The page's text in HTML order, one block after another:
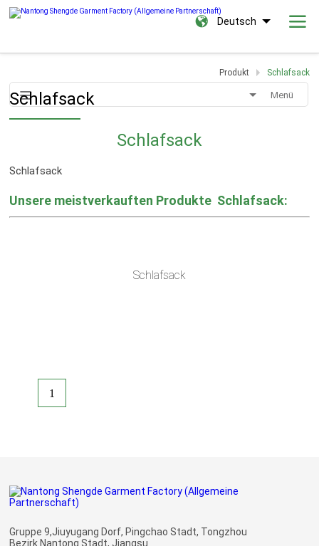
Deutsch
Produkt Schlafsack
Schlafsack Menü
Schlafsack
Schlafsack
Unsere meistverkauften Produkte Schlafsack:
Schlafsack
1
Gruppe 9,Jiuyugang Dorf, Pingchao Stadt, Tongzhou
Bezirk Nantong Stadt, Jiangsu